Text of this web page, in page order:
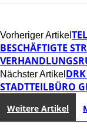
Vorheriger Artikel
BESCHÄFTIGTE
Nächster Artikel
STADTTEILBÜRO
Weitere Artikel